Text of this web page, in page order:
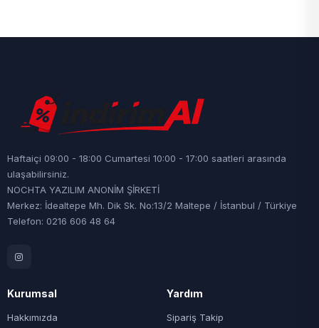
Haftaiçi 09:00 - 18:00 Cumartesi 10:00 - 17:00 saatleri arasında
ulaşabilirsiniz.
NOCHTA YAZILIM ANONİM ŞİRKETİ
Merkez: İdealtepe Mh. Dik Sk. No:13/2 Maltepe / İstanbul / Türkiye
Telefon: 0216 606 48 64
Kurumsal
Hakkımızda
Yardım
Sipariş Takip